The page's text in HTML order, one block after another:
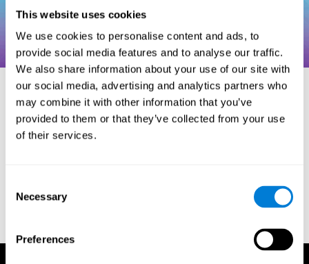
This website uses cookies
We use cookies to personalise content and ads, to
provide social media features and to analyse our traffic.
We also share information about your use of our site with
our social media, advertising and analytics partners who
may combine it with other information that you’ve
provided to them or that they’ve collected from your use
of their services.
Selection
Necessary
Preferences
مراجع
Merten, T. (2004). A Short Version of the Hooper Visual
Organization Test: Reliability and Validity. Applied
neuropsychology, 11(2), 99-102.
https://doi.org/10.1207/s15324826an1102_5